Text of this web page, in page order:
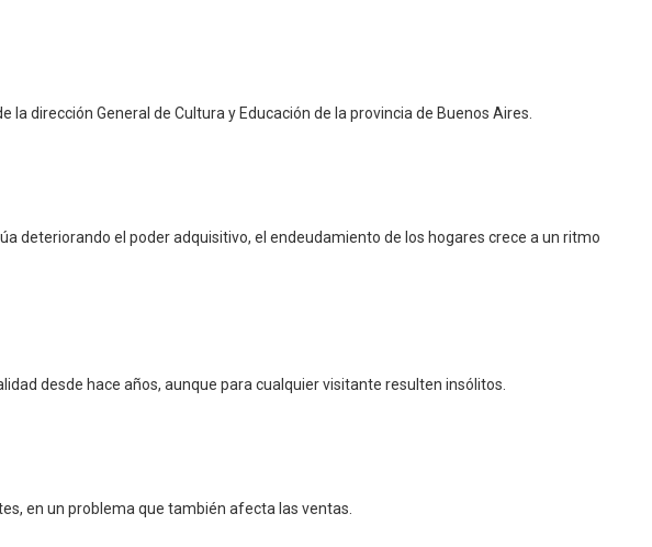
dirección General de Cultura y Educación de la provincia de Buenos Aires.
deteriorando el poder adquisitivo, el endeudamiento de los hogares crece a un ritmo
desde hace años, aunque para cualquier visitante resulten insólitos.
en un problema que también afecta las ventas.